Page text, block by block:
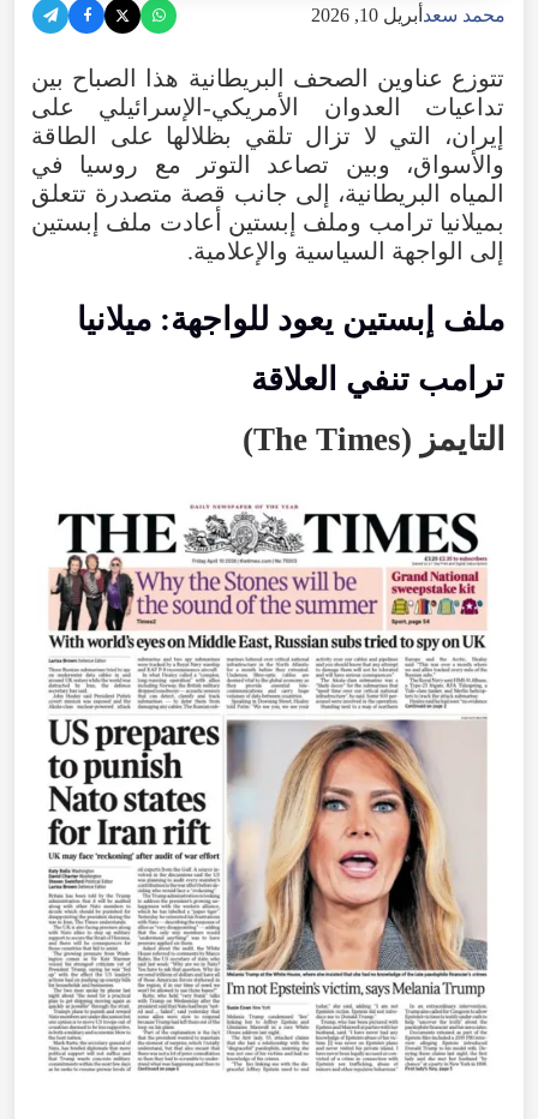
محمد سعد أبريل 10, 2026
تتوزع عناوين الصحف البريطانية هذا الصباح بين
تداعيات
العدوان الأمريكي-الإسرائيلي
على
إيران، التي لا تزال تلقي بظلالها على الطاقة
والأسواق، وبين تصاعد التوتر مع روسيا
في
المياه البريطانية، إلى جانب قصة متصدرة تتعلق
بميلانيا ترامب وملف إبستين أعادت ملف إبستين
إلى الواجهة السياسية والإعلامية.
ملف إبستين يعود للواجهة: ميلانيا
ترامب تنفي العلاقة
التايمز (
The Times
)